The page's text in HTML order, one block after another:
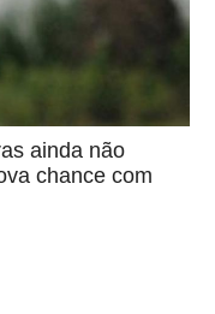
ainda não
chance com